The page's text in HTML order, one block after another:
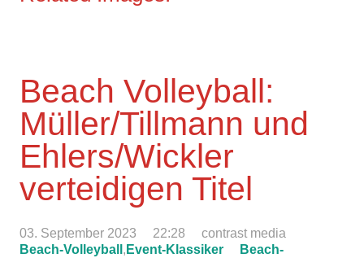
Beach Volleyball:
Müller/Tillmann und
Ehlers/Wickler
verteidigen Titel
03. September 2023 22:28
contrast media
Beach-Volleyball , Event-Klassiker
Beach-